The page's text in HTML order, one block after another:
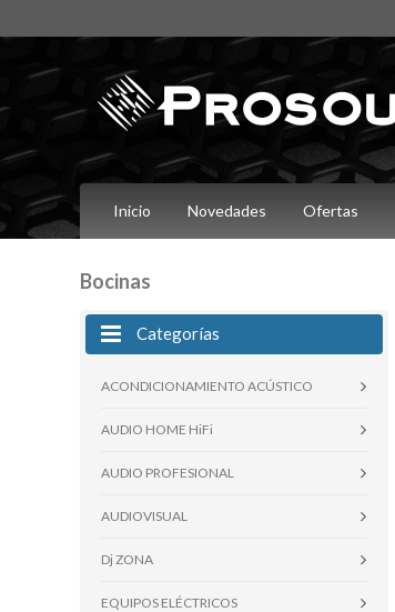
Inicio Novedades Ofertas
Bocinas
Categorías
ACONDICIONAMIENTO ACÚSTICO
AUDIO HOME HiFi
AUDIO PROFESIONAL
AUDIOVISUAL
Dj ZONA
EQUIPOS ELÉCTRICOS